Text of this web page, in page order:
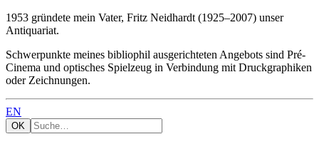
1953 gründete mein Vater, Fritz Neidhardt (1925–2007) unser
Antiquariat.
Schwerpunkte meines bibliophil ausgerichteten Angebots sind Pré-
Cinema und optisches Spielzeug in Verbindung mit Druckgraphiken
oder Zeichnungen.
EN